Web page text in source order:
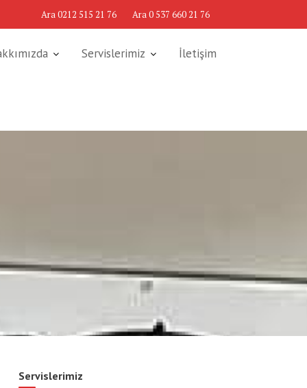
Ara 0212 515 21 76 Ara 0 537 660 21 76
Servislerimiz İletişim
Servislerimiz